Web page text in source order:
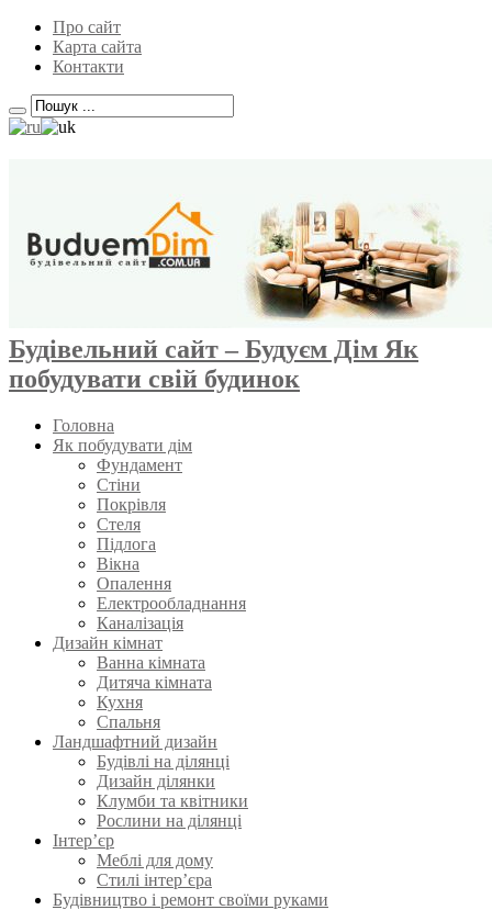
Про сайт
Карта сайта
Контакти
Будівельний сайт – Будуєм Дім Як
побудувати свій будинок
Головна
Як побудувати дім
Фундамент
Стіни
Покрівля
Стеля
Підлога
Вікна
Опалення
Електрообладнання
Каналізація
Дизайн кімнат
Ванна кімната
Дитяча кімната
Кухня
Спальня
Ландшафтний дизайн
Будівлі на ділянці
Дизайн ділянки
Клумби та квітники
Рослини на ділянці
Інтер’єр
Меблі для дому
Стилі інтер’єра
Будівництво і ремонт своїми руками